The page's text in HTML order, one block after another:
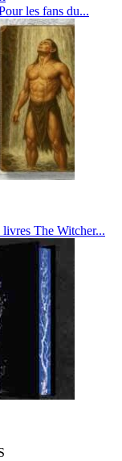
les fans du...
The Witcher...